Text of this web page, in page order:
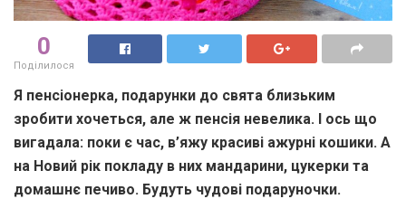
0
Поділилося
Я пенсіонерка, подарунки до свята близьким
зробити хочеться, але ж пенсія невелика. І ось що
вигадала: поки є час, в’яжу красиві ажурні кошики. А
на Новий рік покладу в них мандарини, цукерки та
домашнє печиво. Будуть чудові подаруночки.